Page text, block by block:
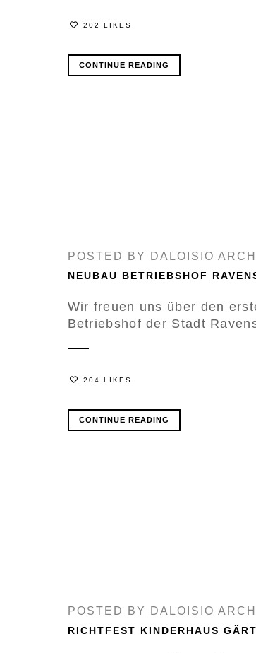
202 LIKES
CONTINUE READING
POSTED BY DALOISIO
NEUBAU BETRIEBSHOF
Wir freuen uns über den
Betriebshof der Stadt
204 LIKES
CONTINUE READING
POSTED BY DALOISIO
RICHTFEST KINDERHAUS